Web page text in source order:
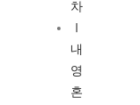
차
Ⅰ
내
영
혼